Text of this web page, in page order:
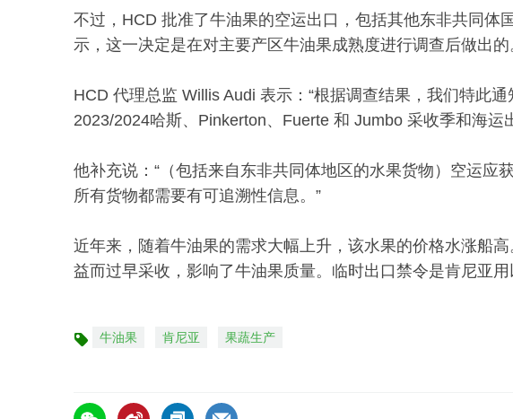
不过，HCD 批准了牛油果的空运出口，包括其他东非共同体
示，这一决定是在对主要产区牛油果成熟度进行调查后做出的
HCD 代理总监 Willis Audi 表示：“根据调查结果，我们特此通
2023/2024哈斯、Pinkerton、Fuerte 和 Jumbo 采收季和海运
他补充说：“（包括来自东非共同体地区的水果货物）空运应
所有货物都需要有可追溯性信息。”
近年来，随着牛油果的需求大幅上升，该水果的价格水涨船
益而过早采收，影响了牛油果质量。临时出口禁令是肯尼亚用
标 牛油果 肯尼亚 果蔬生产